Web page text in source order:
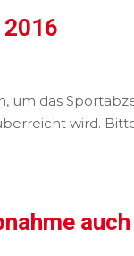
um das
überreicht wird.